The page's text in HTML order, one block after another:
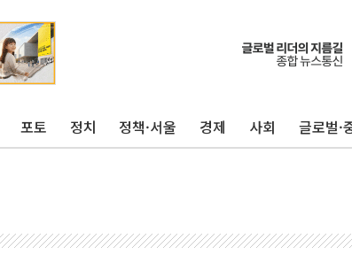
포토 정치 정책·서울 경제 사회 글로벌·